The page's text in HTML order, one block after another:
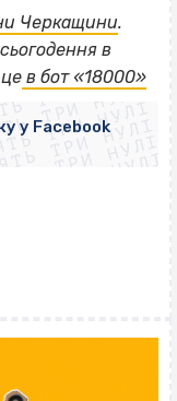
Черкащини.
в
в бот «18000»
ТРИ НУЛІ
ТРИ НУЛІ
ТРИ НУЛІ
ТРИ НУЛІ
ТРИ НУЛІ
ТРИ НУЛІ
ТРИ НУЛІ
ТРИ НУЛІ
у Facebook